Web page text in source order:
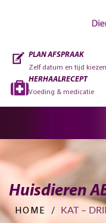
PLAN AFSPRAAK
Zelf datum en tijd kiezen
HERHAALRECEPT
Voeding & medicatie
Huisdieren
HOME / KAT –